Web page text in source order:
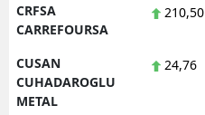
CRFSA
CARREFOURSA
210,50
CUSAN
CUHADAROGLU
METAL
24,76